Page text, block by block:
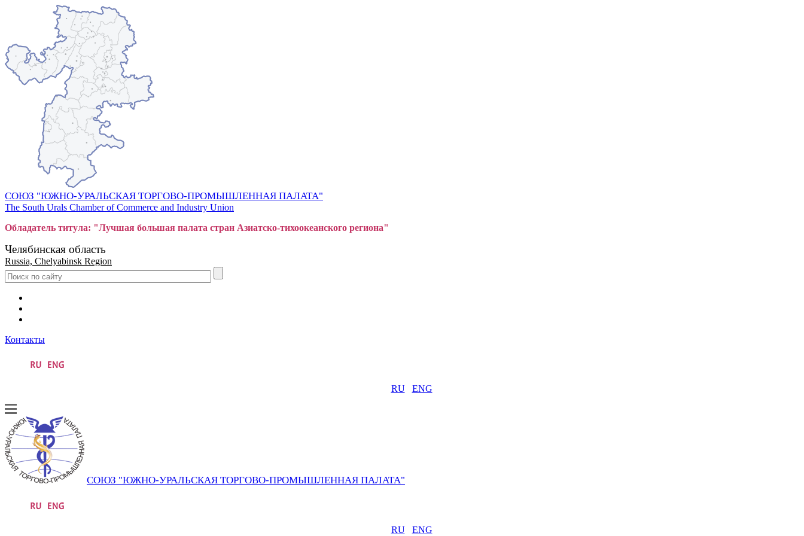
СОЮЗ "ЮЖНО-УРАЛЬСКАЯ ТОРГОВО-ПРОМЫШЛЕННАЯ ПАЛАТА"
The South Urals Chamber of Commerce and Industry Union
Обладатель титула: "Лучшая большая палата стран Азиатско-тихоокеанского региона"
Челябинская область
Russia, Chelyabinsk Region
Контакты
RU ENG
СОЮЗ "ЮЖНО-УРАЛЬСКАЯ ТОРГОВО-ПРОМЫШЛЕННАЯ ПАЛАТА"
RU ENG